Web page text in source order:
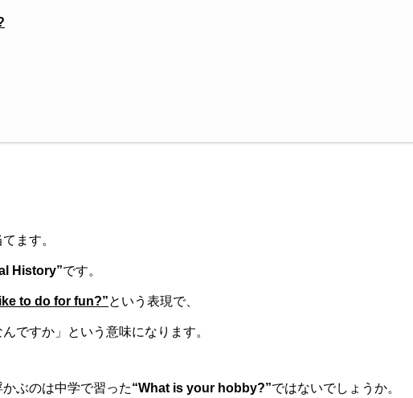
ます。
History”です。
to do for fun?”という表現で、
ですか」という意味になります。
ぶのは中学で習った“What is your hobby?”ではないでしょうか。